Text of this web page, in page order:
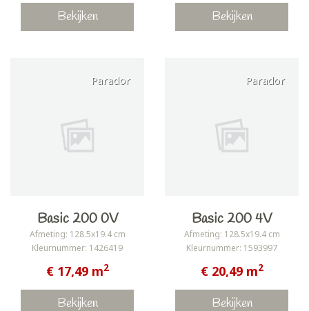
Bekijken Bekijken
Parador
Basic 200 0V
Afmeting: 128.5x19.4 cm
Kleurnummer: 1426419
€ 17,49 m2
Bekijken
Parador
Basic 200 4V
Afmeting: 128.5x19.4 cm
Kleurnummer: 1593997
€ 20,49 m2
Bekijken